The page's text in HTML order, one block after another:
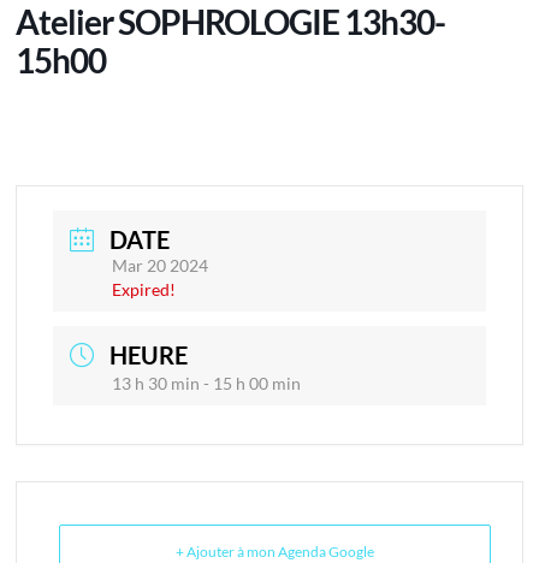
Atelier SOPHROLOGIE 13h30-
15h00
DATE
Mar 20 2024
Expired!
HEURE
13 h 30 min - 15 h 00 min
+ Ajouter à mon Agenda Google